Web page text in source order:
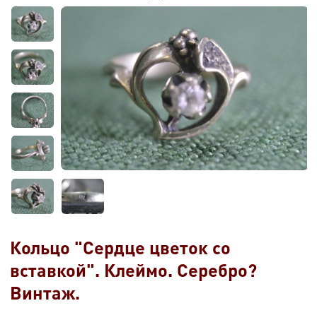
Кольцо "Сердце цветок со
вставкой". Клеймо. Серебро?
Винтаж.